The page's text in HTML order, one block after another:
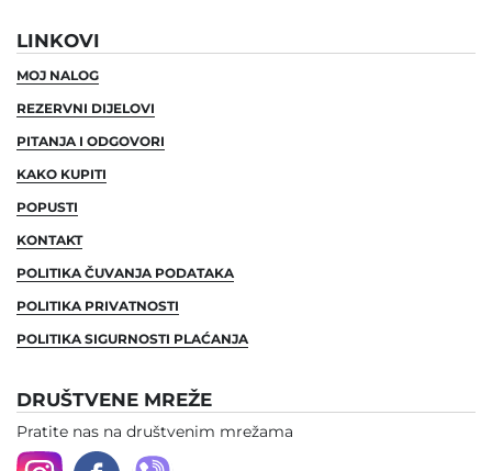
LINKOVI
MOJ NALOG
REZERVNI DIJELOVI
PITANJA I ODGOVORI
KAKO KUPITI
POPUSTI
KONTAKT
POLITIKA ČUVANJA PODATAKA
POLITIKA PRIVATNOSTI
POLITIKA SIGURNOSTI PLAĆANJA
DRUŠTVENE MREŽE
Pratite nas na društvenim mrežama